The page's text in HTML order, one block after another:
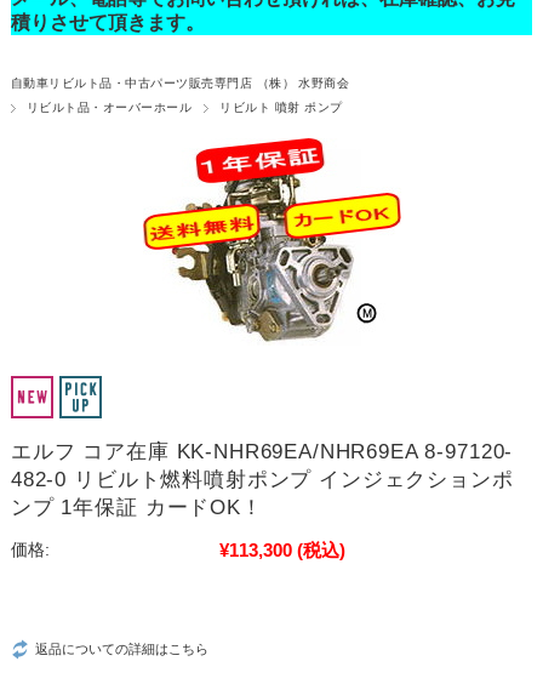
積りさせて頂きます。
自動車リビルト品・中古パーツ販売専門店 （株） 水野商会
リビルト品・オーバーホール
リビルト 噴射 ポンプ
エルフ コア在庫 KK-NHR69EA/NHR69EA 8-97120-
482-0 リビルト燃料噴射ポンプ インジェクションポ
ンプ 1年保証 カードOK！
価格: ¥113,300 (税込)
返品についての詳細はこちら